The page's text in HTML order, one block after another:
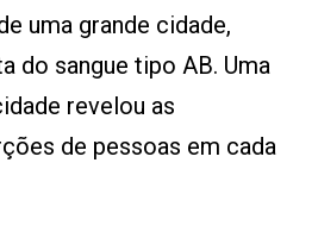
uma grande cidade,
do sangue tipo AB. Uma
revelou as
de pessoas em cada